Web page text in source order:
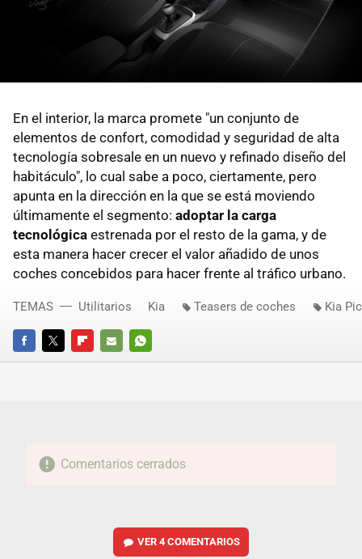
En el interior, la marca promete "un conjunto de
elementos de confort, comodidad y seguridad de alta
tecnología sobresale en un nuevo y refinado diseño del
habitáculo", lo cual sabe a poco, ciertamente, pero
apunta en la dirección en la que se está moviendo
últimamente el segmento: adoptar la carga
tecnológica estrenada por el resto de la gama, y de
esta manera hacer crecer el valor añadido de unos
coches concebidos para hacer frente al tráfico urbano.
FACEBOOKTWITTERFLIPBOARD
E-
WHATSAPP
TEMAS Utilitarios Kia Teasers de coches Kia
Comentarios cerrados
VER4 COMENTARIOS